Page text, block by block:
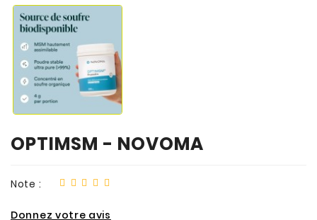
OPTIMSM - NOVOMA
Note :
Donnez votre avis